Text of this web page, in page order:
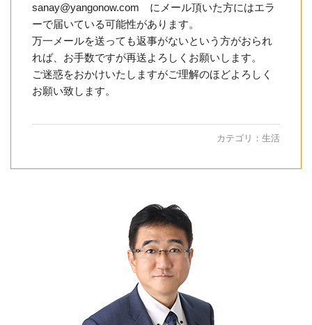
sanay@yangonow.com にメール頂いた方にはエラ
ーで届いている可能性があります。
万一メールを送っても返事がないという方がおられ
れば、お手数ですが再送よろしくお願いします。
ご迷惑をおかけいたしますがご理解のほどよろしく
お願い致します。
カテゴリ： 生活